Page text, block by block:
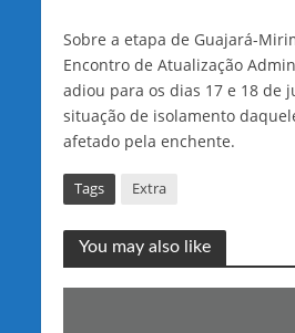
Sobre a etapa de Guajará-
Encontro de Atualização
adiou para os dias 17 e 18 de
situação de isolamento
afetado pela enchente.
Tags Extra
You may also like